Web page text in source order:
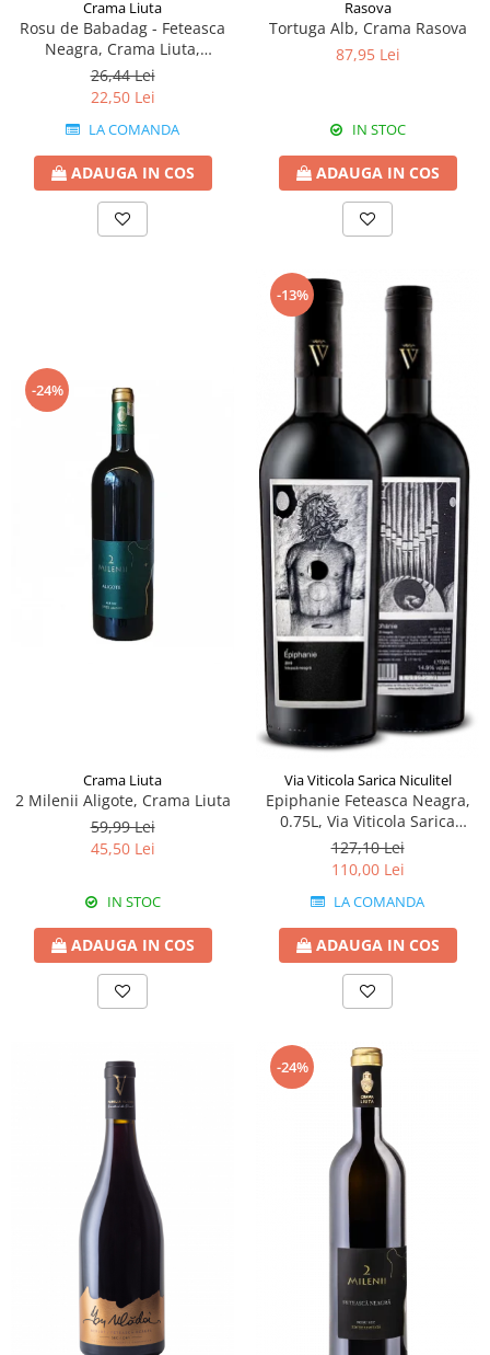
Crama Liuta
Rosu de Babadag - Feteasca
Neagra, Crama Liuta,
Babadag
26,44 Lei
22,50 Lei
LA COMANDA
ADAUGA IN COS
Rasova
Tortuga Alb, Crama Rasova
87,95 Lei
IN STOC
ADAUGA IN COS
-24%
Crama Liuta
2 Milenii Aligote, Crama Liuta
59,99 Lei
45,50 Lei
IN STOC
ADAUGA IN COS
-13%
Via Viticola Sarica Niculitel
Epiphanie Feteasca Neagra,
0.75L, Via Viticola Sarica
Niculitel
127,10 Lei
110,00 Lei
LA COMANDA
ADAUGA IN COS
-24%